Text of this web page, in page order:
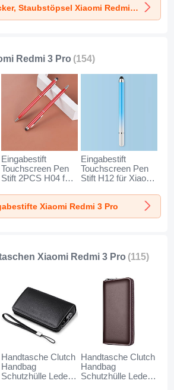
Pro Rosegold
Pro Silber
Mehr Staubstecker, Staubstöpsel Xiaomi Redmi 3 Pro
Redmi 3 Pro (154)
Eingabestift
Touchscreen Pen
Stift 2PCS H04 für
Pro Rot
Eingabestift
Touchscreen Pen
Stift H12 für Xiaomi
Xiaomi Redmi 3 Pro
Xiaomi Redmi 3 Pro (115)
Handtasche Clutch
Handbag
Schutzhülle Leder
Handtasche Clutch
Handbag
Schutzhülle Leder